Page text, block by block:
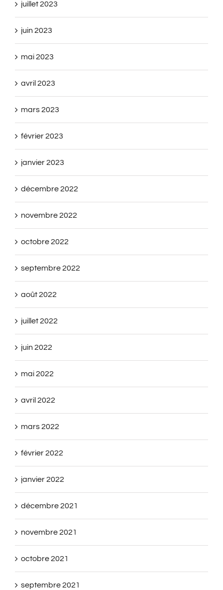
juillet 2023
juin 2023
mai 2023
avril 2023
mars 2023
février 2023
janvier 2023
décembre 2022
novembre 2022
octobre 2022
septembre 2022
août 2022
juillet 2022
juin 2022
mai 2022
avril 2022
mars 2022
février 2022
janvier 2022
décembre 2021
novembre 2021
octobre 2021
septembre 2021